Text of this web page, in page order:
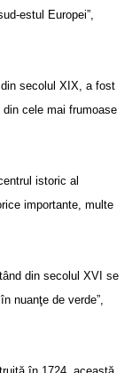
estul Europei”,
secolul XIX, a fost
cele mai frumoase
istoric al
importante, multe
din secolul XVI se
nuanţe de verde”,